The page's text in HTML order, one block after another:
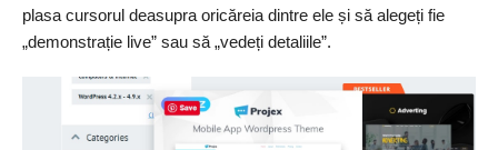
plasa cursorul deasupra oricăreia dintre ele și să alegeți fie
„demonstrație live” sau să „vedeți detaliile”.